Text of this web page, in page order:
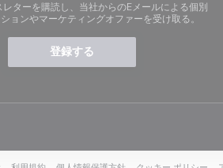
ターを購読し、当社からのEメールによる個別
ョンやマーケティングオファーを受け取る。
登録する